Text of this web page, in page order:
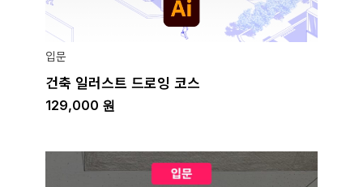
입문
건축 일러스트 드로잉 코스
129,000 원